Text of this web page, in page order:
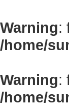
Warning:
/home/
Warning:
/home/